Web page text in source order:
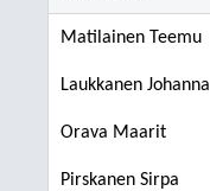
Matilainen Teemu
Laukkanen Johanna
Orava Maarit
Pirskanen Sirpa